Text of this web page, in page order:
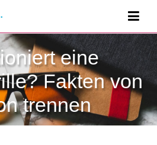
eine
Fakten von
trennen